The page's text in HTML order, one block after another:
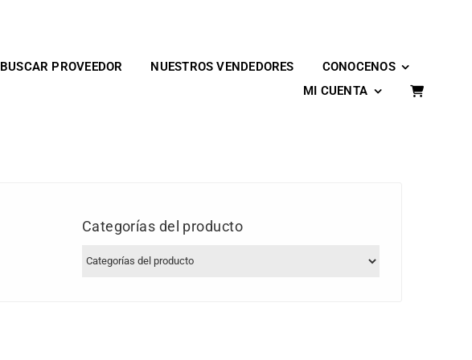
BUSCAR PROVEEDOR NUESTROS VENDEDORES
CONOCENOS
MI CUENTA
Categorías del producto